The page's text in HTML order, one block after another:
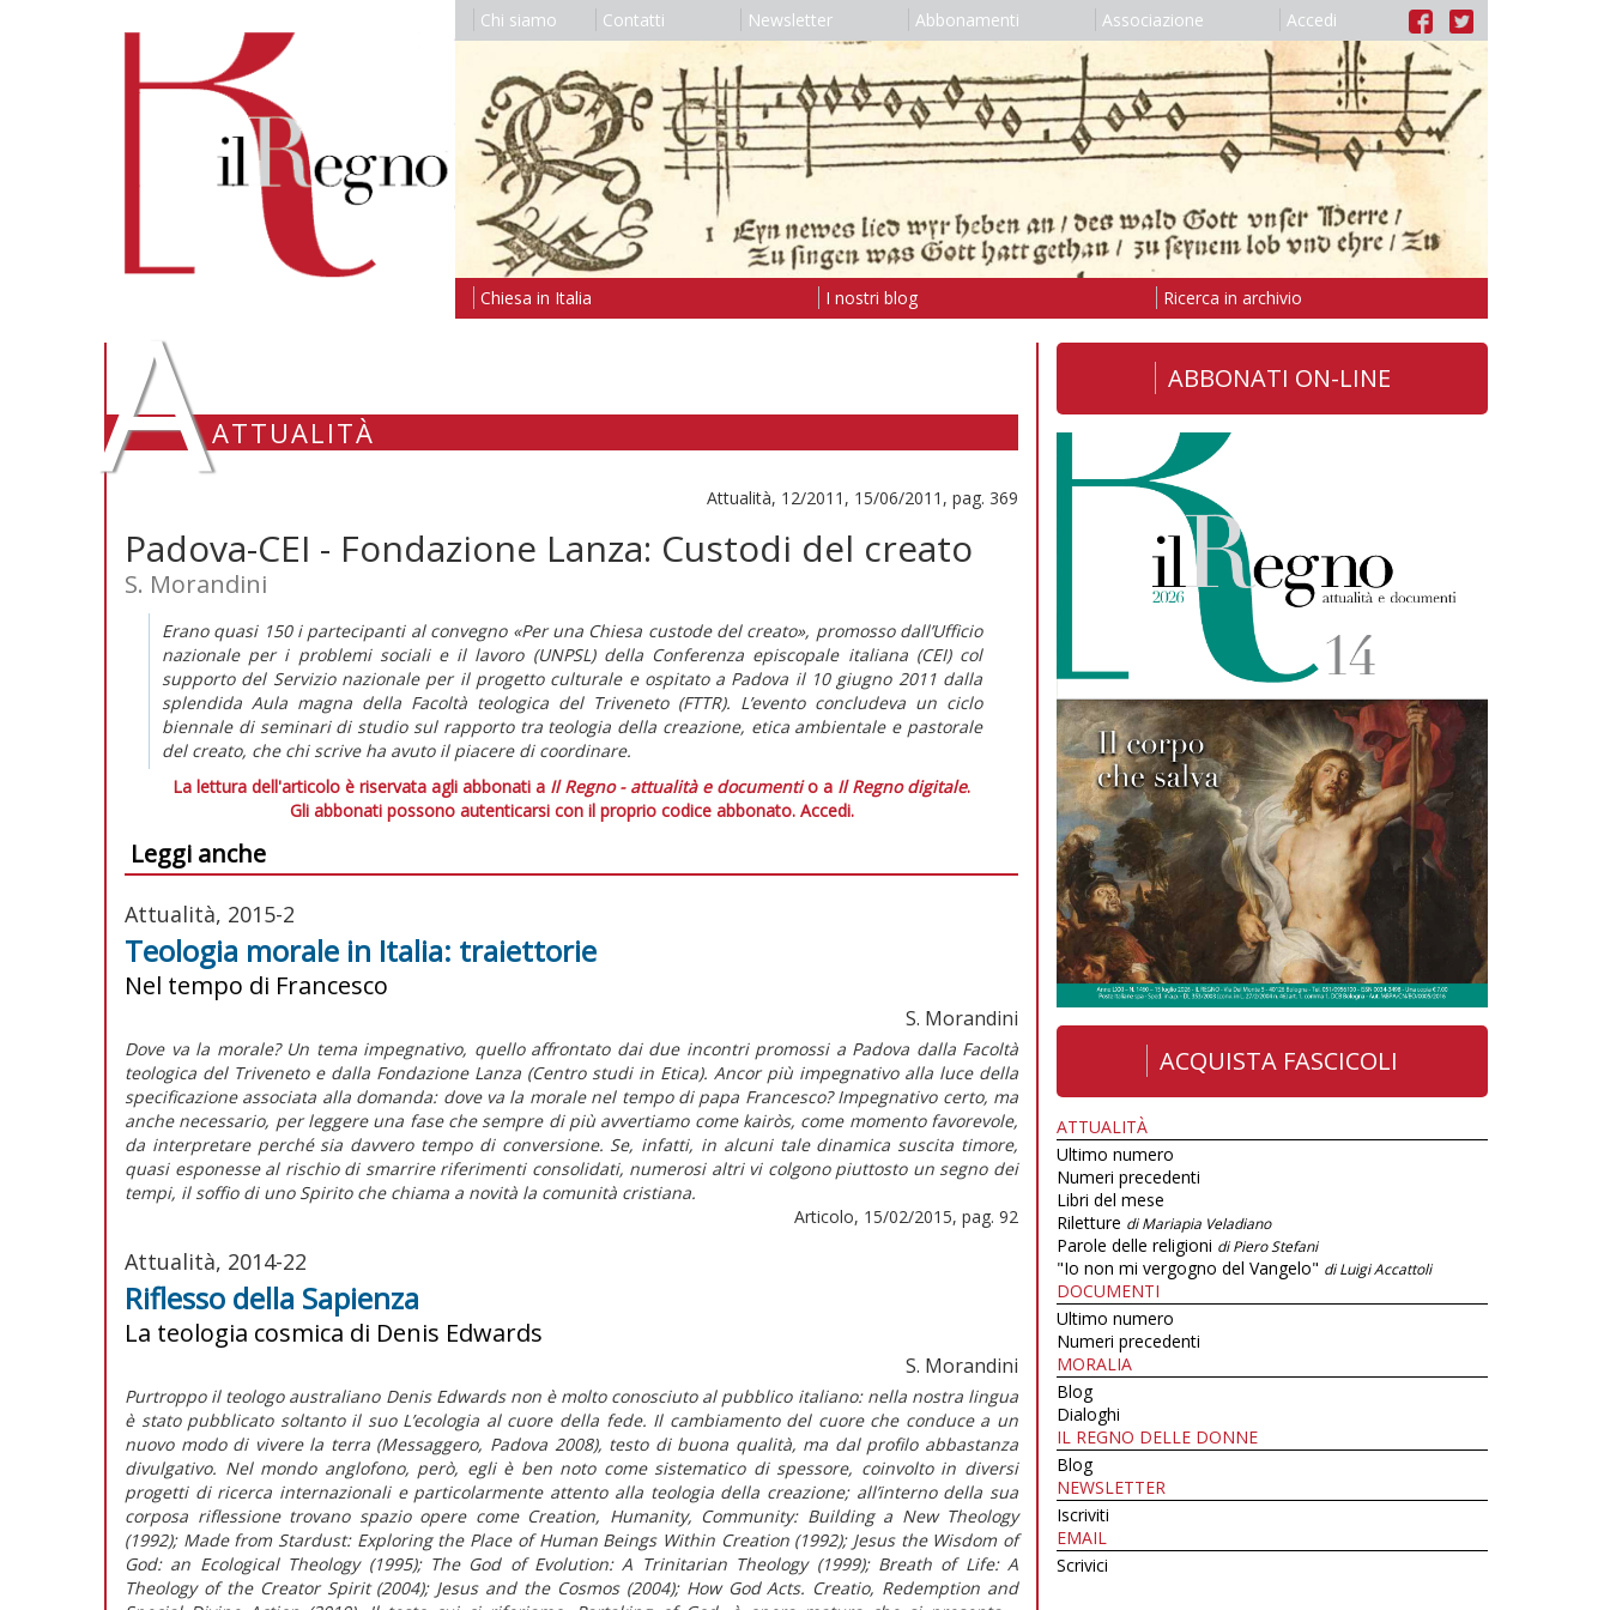
Chi siamo Contatti Newsletter Abbonamenti Associazione Accedi
Chiesa in Italia I nostri blog Ricerca in archivio
AATTUALITÀ
Attualità, 12/2011, 15/06/2011, pag. 369
Padova-CEI - Fondazione Lanza: Custodi del creato
S. Morandini
Erano quasi 150 i partecipanti al convegno «Per una Chiesa custode del creato», promosso dall’Ufficio
nazionale per i problemi sociali e il lavoro (UNPSL) della Conferenza episcopale italiana (CEI) col
supporto del Servizio nazionale per il progetto culturale e ospitato a Padova il 10 giugno 2011 dalla
splendida Aula magna della Facoltà teologica del Triveneto (FTTR). L’evento concludeva un ciclo
biennale di seminari di studio sul rapporto tra teologia della creazione, etica ambientale e pastorale
del creato, che chi scrive ha avuto il piacere di coordinare.
La lettura dell'articolo è riservata agli abbonati a Il Regno - attualità e documentio a Il Regno digitale.
Gli abbonati possono autenticarsi con il proprio codice abbonato. Accedi.
Leggi anche
Attualità, 2015-2
Teologia morale in Italia: traiettorie
Nel tempo di Francesco
S. Morandini
Dove va la morale? Un tema impegnativo, quello affrontato dai due incontri promossi a Padova dalla Facoltà
teologica del Triveneto e dalla Fondazione Lanza (Centro studi in Etica). Ancor più impegnativo alla luce della
specificazione associata alla domanda: dove va la morale nel tempo di papa Francesco? Impegnativo certo, ma
anche necessario, per leggere una fase che sempre di più avvertiamo come kairòs, come momento favorevole,
da interpretare perché sia davvero tempo di conversione. Se, infatti, in alcuni tale dinamica suscita timore,
quasi esponesse al rischio di smarrire riferimenti consolidati, numerosi altri vi colgono piuttosto un segno dei
tempi, il soffio di uno Spirito che chiama a novità la comunità cristiana.
Articolo, 15/02/2015, pag. 92
Attualità, 2014-22
Riflesso della Sapienza
La teologia cosmica di Denis Edwards
S. Morandini
Purtroppo il teologo australiano Denis Edwards non è molto conosciuto al pubblico italiano: nella nostra lingua
è stato pubblicato soltanto il suo L’ecologia al cuore della fede. Il cambiamento del cuore che conduce a un
nuovo modo di vivere la terra (Messaggero, Padova 2008), testo di buona qualità, ma dal profilo abbastanza
divulgativo. Nel mondo anglofono, però, egli è ben noto come sistematico di spessore, coinvolto in diversi
progetti di ricerca internazionali e particolarmente attento alla teologia della creazione; all’interno della sua
corposa riflessione trovano spazio opere come Creation, Humanity, Community: Building a New Theology
(1992); Made from Stardust: Exploring the Place of Human Beings Within Creation (1992); Jesus the Wisdom of
God: an Ecological Theology (1995); The God of Evolution: A Trinitarian Theology (1999); Breath of Life: A
Theology of the Creator Spirit (2004); Jesus and the Cosmos (2004); How God Acts. Creatio, Redemption and
ABBONATI ON-LINE
ACQUISTA FASCICOLI
ATTUALITÀ
Ultimo numero
Numeri precedenti
Libri del mese
Riletture di Mariapia Veladiano
Parole delle religioni di Piero Stefani
"Io non mi vergogno del Vangelo" di Luigi Accattoli
DOCUMENTI
Ultimo numero
Numeri precedenti
MORALIA
Blog
Dialoghi
IL REGNO DELLE DONNE
Blog
NEWSLETTER
Iscriviti
EMAIL
Scrivici